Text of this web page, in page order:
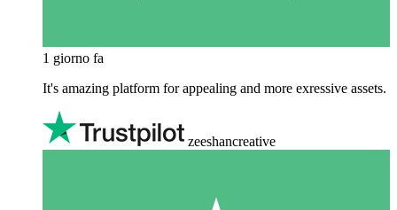
1 giorno fa
It's amazing platform for appealing and more exressive assets.
zeeshancreative